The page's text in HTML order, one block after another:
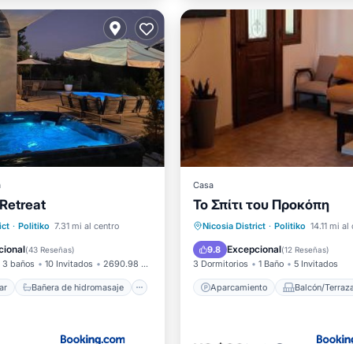
· Politiko 7.31 mi al centro
(43 Reseñas)
3 baños 10 Invitados 2690.98 pies²
Bañera de hidromasaje
mar
hidromasaje
Piscina
Casa
Το Σπίτι του Προκόπη
Nicosia District · Politiko 14.11 mi
9.8 Excepcional(12 Reseñas)
3 Dormitorios 1 Baño 5 Invitados
Aparcamiento Balcón/
Aparcamiento
Balcón/
Internet
Apto para niños